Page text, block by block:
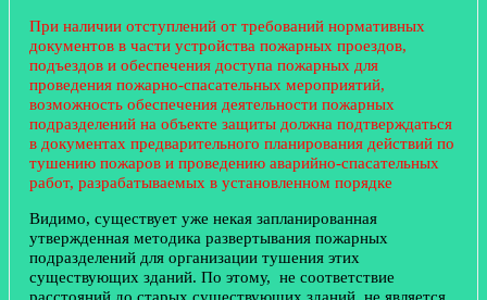
При наличии отступлений от требований нормативных
документов в части устройства пожарных проездов,
подъездов и обеспечения доступа пожарных для
проведения пожарно-спасательных мероприятий,
возможность обеспечения деятельности пожарных
подразделений на объекте защиты должна подтверждаться
в документах предварительного планирования действий по
тушению пожаров и проведению аварийно-спасательных
работ, разрабатываемых в установленном порядке
Видимо, существует уже некая запланированная
утвержденная методика развертывания пожарных
подразделений для организации тушения этих
существующих зданий. По этому, не соответствие